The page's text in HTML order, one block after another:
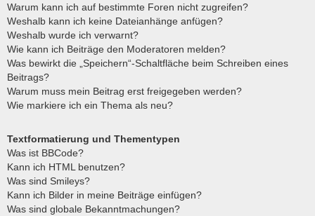
Warum kann ich auf bestimmte Foren nicht zugreifen?
Weshalb kann ich keine Dateianhänge anfügen?
Weshalb wurde ich verwarnt?
Wie kann ich Beiträge den Moderatoren melden?
Was bewirkt die „Speichern“-Schaltfläche beim Schreiben eines
Beitrags?
Warum muss mein Beitrag erst freigegeben werden?
Wie markiere ich ein Thema als neu?
Textformatierung und Thementypen
Was ist BBCode?
Kann ich HTML benutzen?
Was sind Smileys?
Kann ich Bilder in meine Beiträge einfügen?
Was sind globale Bekanntmachungen?